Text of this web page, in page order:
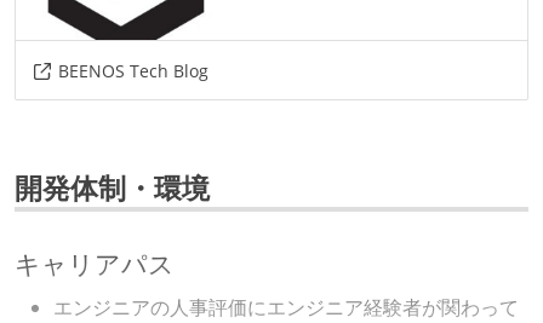
BEENOS Tech Blog
開発体制・環境
キャリアパス
エンジニアの人事評価にエンジニア経験者が関わって